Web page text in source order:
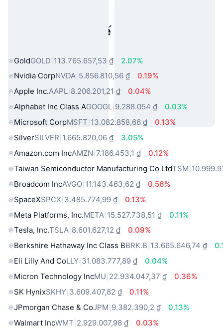
Tài sản trong thế giới thực phổ
GoldGOLD 113.765.657,53 ₫
2.07%
Nvidia CorpNVDA 5.856.810,56 ₫
0.19%
Apple Inc.AAPL 8.206.201,21 ₫
0.04%
Alphabet Inc Class AGOOGL 9.288.054 ₫
0.03%
Microsoft CorpMSFT 13.082.858,66 ₫
0.13%
SilverSILVER 1.665.820,06 ₫
3.05%
Amazon.com IncAMZN 7.186.453,1 ₫
0.12%
Taiwan Semiconductor Manufacturing Co LtdTSM
Broadcom IncAVGO 11.143.463,62 ₫
0.56%
SpaceXSPCX 3.485.774,99 ₫
0.13%
Meta Platforms, Inc.META 15.527.738,51 ₫
0.11%
Tesla, Inc.TSLA 8.601.627,12 ₫
0.09%
Berkshire Hathaway Inc Class BBRK.B 13.665.646,74 ₫
Eli Lilly And CoLLY 31.083.777,89 ₫
0.04%
Micron Technology IncMU 22.934.047,37 ₫
0.36%
SK HynixSKHY 3.609.407,82 ₫
0.11%
JPmorgan Chase & CoJPM 9.382.390,2 ₫
0.13%
Walmart IncWMT 2.929.007,98 ₫ 0.03%